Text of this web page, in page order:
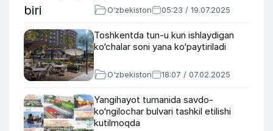
O‘zbekiston 05:23 / 19.07.2025
Toshkentda tun-u kun ishlaydigan
ko‘chalar soni yana ko‘paytiriladi
O‘zbekiston 18:07 / 07.02.2025
Yangihayot tumanida savdo-
ko‘ngilochar bulvari tashkil etilishi
kutilmoqda